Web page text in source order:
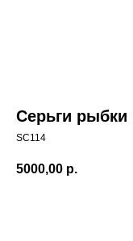
Серьги
SC114
5000,00 р.